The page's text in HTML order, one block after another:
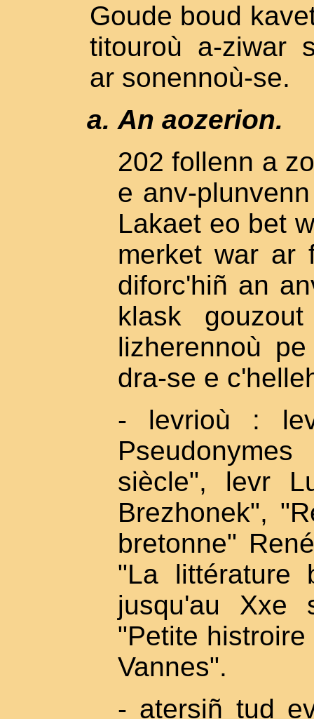
Goude boud
titouroù a-ziwar
ar sonennoù-se.
An aozerion.
202 follenn a
e anv-
Lakaet eo bet
merket war ar
diforc'hiñ an
klask
lizherennoù
dra-se e
- levrioù :
siècle", levr
Brezhonek",
bretonne"
"La littérature
jusqu'au Xxe
"Petite
Vannes".
- atersiñ tud